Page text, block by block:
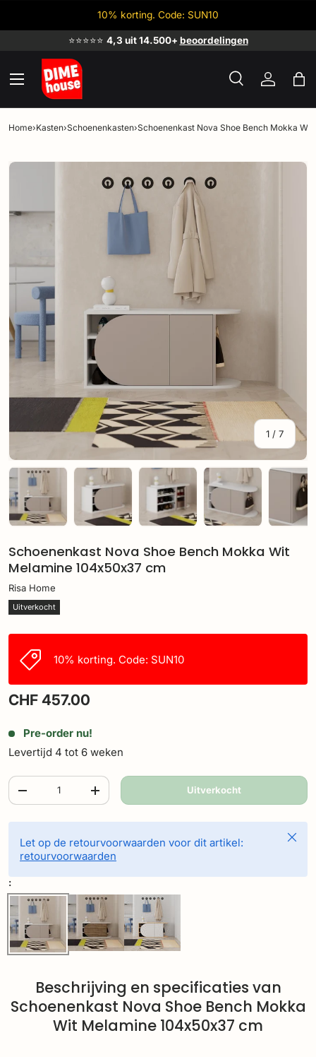
10% korting. Code: SUN10
⭐⭐⭐⭐⭐ 4,3 uit 14.500+ beoordelingen
Zoeken
ZoekenInloggenTas
Home›Kasten›Schoenenkasten›Schoenenkast Nova Shoe Bench Mokka
1 / van
7
Schoenenkast Nova Shoe Bench Mokka Wit
Melamine 104x50x37 cm
Risa Home
Uitverkocht
10% korting. Code: SUN10
CHF 457.00
Pre-order nu!
Levertijd 4 tot 6 weken
Aantal
-
+ Uitverkocht
Let op de retourvoorwaarden voor dit artikel:
retourvoorwaarden
:
Beschrijving en specificaties van
Schoenenkast Nova Shoe Bench Mokka
Wit Melamine 104x50x37 cm